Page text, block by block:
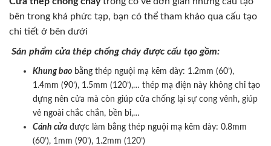
bên trong khá phức tạp, bạn có thể tham khảo qua cấu tạo
chi tiết ở bên dưới
Sản phẩm cửa thép chống cháy được cấu tạo gồm:
Khung baobằng thép nguội mạ kẽm dày: 1.2mm (60’),
1.4mm (90’), 1.5mm (120’),… thép mạ điện này không chỉ tạo
dựng nên cửa mà còn giúp cửa chống lại sự cong vênh, giúp
vẻ ngoài chắc chắn, bền bỉ,…
Cánh cửađược làm bằng thép nguội mạ kẽm dày: 0.8mm
(60’), 1mm (90’), 1.2mm (120’)